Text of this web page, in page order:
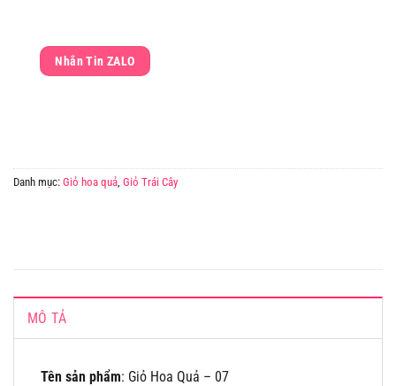
Nhắn Tin ZALO
Danh mục: Giỏ hoa quả Giỏ Trái Cây
MÔ TẢ
Tên sản phẩm: Giỏ Hoa Quả – 07